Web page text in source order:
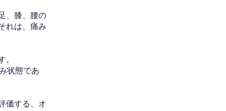
、膝、腰の
れは、痛み
。
状態であ
価する、オ